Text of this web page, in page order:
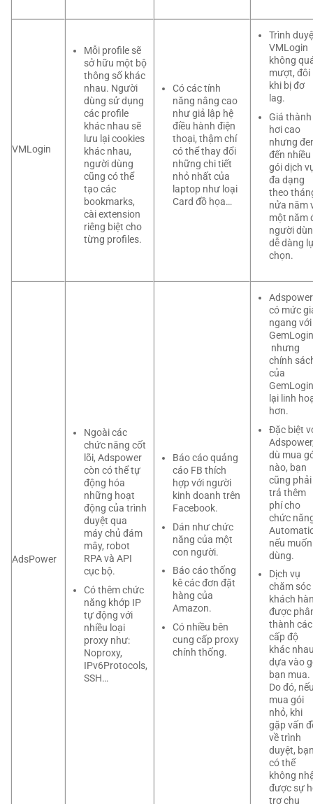
VMLogin
Mỗi profile sẽ
sở hữu một bộ
thông số khác
nhau. Người
dùng sử dụng
các profile
khác nhau sẽ
lưu lại cookies
khác nhau,
người dùng
cũng có thể
tạo các
bookmarks,
cài extension
riêng biệt cho
từng profiles.
Có các tính
năng nâng cao
như giả lập hệ
điều hành điện
thoại, thậm chí
có thể thay đổi
những chi tiết
nhỏ nhất của
laptop như loại
Card đồ họa…
Trình
VMLogin
không
mượt, đôi
khi bị đơ
lag.
Giá thành
hơi cao
nhưng
đến nhiều
gói dịch
đa dạng
theo
nửa năm
một năm
người
dễ dàng
chọn.
AdsPower
Ngoài các
chức năng cốt
lõi, Adspower
còn có thể tự
động hóa
những hoạt
động của trình
duyệt qua
máy chủ đám
mây, robot
RPA và API
cục bộ.
Có thêm chức
năng khớp IP
tự động với
nhiều loại
proxy như:
Noproxy,
IPv6Protocols,
SSH…
Báo cáo quảng
cáo FB thích
hợp với người
kinh doanh trên
Facebook.
Dán như chức
năng của một
con người.
Báo cáo thống
kê các đơn đặt
hàng của
Amazon.
Có nhiều bên
cung cấp proxy
chính thống.
Adspower
có mức
ngang với
GemLogin
nhưng
chính
của
GemLogin
lại linh
hơn.
Đặc biệt
dù mua
nào, bạn
cũng phải
trả thêm
phí cho
chức
nếu muốn
dùng.
Dịch vụ
chăm sóc
khách
được
thành các
cấp độ
khác
dựa vào
bạn mua.
Do đó,
mua gói
nhỏ, khi
gặp vấn
về trình
duyệt,
có thể
không
được sự
trợ chu